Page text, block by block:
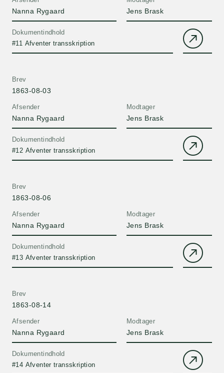
Nanna Rygaard Jens Brask
Dokumentindhold
#11 Afventer transskription
Afsender
Nanna Rygaard
Brev
1863-08-03
Modtager
Jens Brask
Dokumentindhold
#12 Afventer transskription
Afsender
Nanna Rygaard
Brev
1863-08-06
Modtager
Jens Brask
Dokumentindhold
#13 Afventer transskription
Afsender
Nanna Rygaard
Brev
1863-08-14
Modtager
Jens Brask
Dokumentindhold
#14 Afventer transskription